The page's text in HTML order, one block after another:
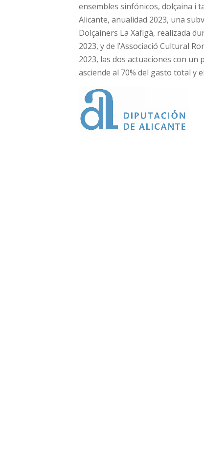
ensembles sinfónicos, dolçaina i
Alicante, anualidad 2023, una
Dolçainers La Xafigà, realizada
2023, y de l’Associació Cultural
2023, las dos actuaciones con
asciende al 70% del gasto total y